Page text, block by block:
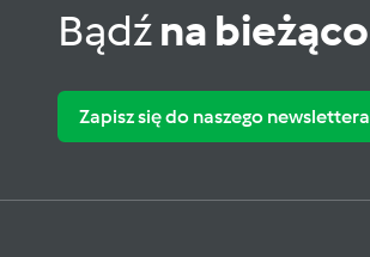
Bądźna bieżąco
Zapisz się do naszego newslettera